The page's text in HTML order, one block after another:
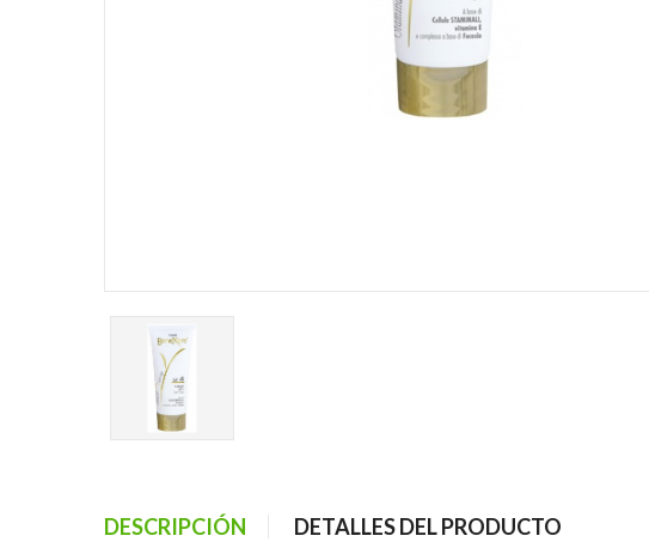
DESCRIPCIÓN DETALLES DEL PRODUCTO